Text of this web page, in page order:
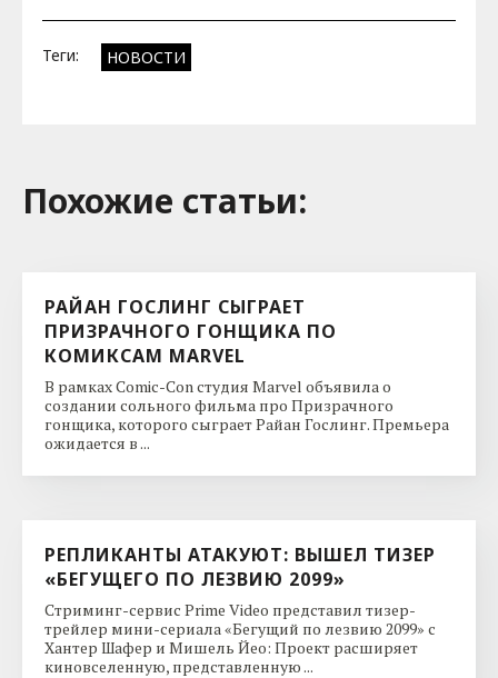
Теги: НОВОСТИ
Похожие cтатьи:
РАЙАН ГОСЛИНГ СЫГРАЕТ
ПРИЗРАЧНОГО ГОНЩИКА ПО
КОМИКСАМ MARVEL
В рамках Comic-Con студия Marvel объявила о
создании сольного фильма про Призрачного
гонщика, которого сыграет Райан Гослинг. Премьера
ожидается в ...
РЕПЛИКАНТЫ АТАКУЮТ: ВЫШЕЛ ТИЗЕР
«БЕГУЩЕГО ПО ЛЕЗВИЮ 2099»
Стриминг-сервис Prime Video представил тизер-
трейлер мини-сериала «Бегущий по лезвию 2099» с
Хантер Шафер и Мишель Йео: Проект расширяет
киновселенную, представленную ...